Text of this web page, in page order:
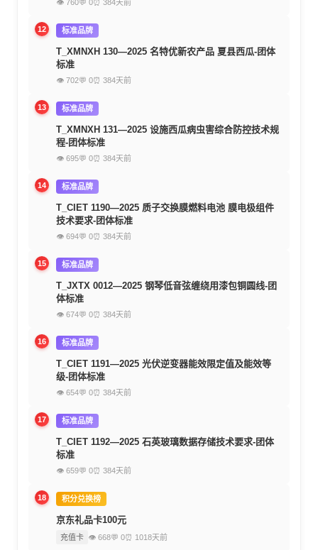
👁 760💬 0⏰ 384天前
12 标准品牌
T_XMNXH 130—2025 名特优新农产品 夏县西瓜-团体
标准
👁 702💬 0⏰ 384天前
13 标准品牌
T_XMNXH 131—2025 设施西瓜病虫害综合防控技术规
程-团体标准
👁 695💬 0⏰ 384天前
14 标准品牌
T_CIET 1190—2025 质子交换膜燃料电池 膜电极组件
技术要求-团体标准
👁 694💬 0⏰ 384天前
15 标准品牌
T_JXTX 0012—2025 钢琴低音弦缠绕用漆包铜圆线-团
体标准
👁 674💬 0⏰ 384天前
16 标准品牌
T_CIET 1191—2025 光伏逆变器能效限定值及能效等
级-团体标准
👁 654💬 0⏰ 384天前
17 标准品牌
T_CIET 1192—2025 石英玻璃数据存储技术要求-团体
标准
👁 659💬 0⏰ 384天前
18 积分兑换榜
京东礼品卡100元
充值卡 👁 668💬 0⏰ 1018天前